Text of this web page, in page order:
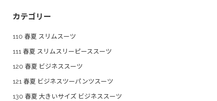
カテゴリー
110 春夏 スリムスーツ
111 春夏 スリムスリーピーススーツ
120 春夏 ビジネススーツ
121 春夏 ビジネスツーパンツスーツ
130 春夏 大きいサイズ ビジネススーツ